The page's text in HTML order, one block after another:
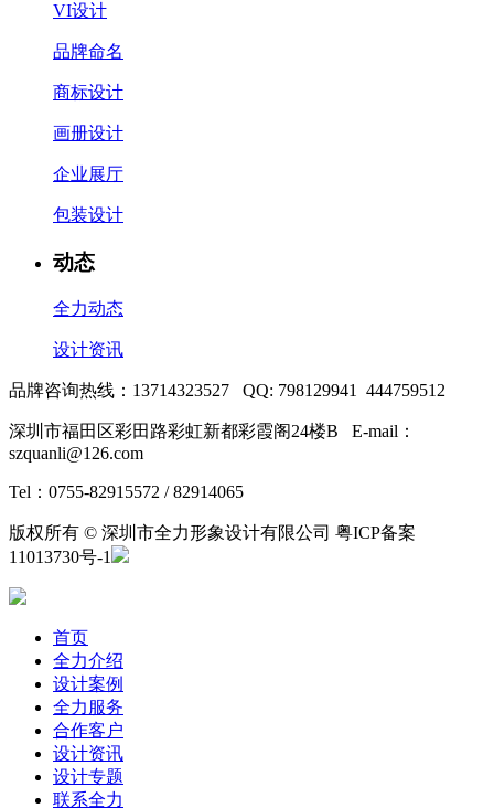
VI设计
品牌命名
商标设计
画册设计
企业展厅
包装设计
动态
全力动态
设计资讯
品牌咨询热线：13714323527 QQ: 798129941 444759512
深圳市福田区彩田路彩虹新都彩霞阁24楼B E-mail：
szquanli@126.com
Tel：0755-82915572 / 82914065
版权所有 © 深圳市全力形象设计有限公司 粤ICP备案
11013730号-1
首页
全力介绍
设计案例
全力服务
合作客户
设计资讯
设计专题
联系全力